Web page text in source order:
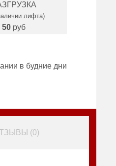
лифта)
50 руб
в будние дни
(0)